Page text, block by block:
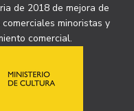
de 2018 de mejora de
minoristas y
comercial.